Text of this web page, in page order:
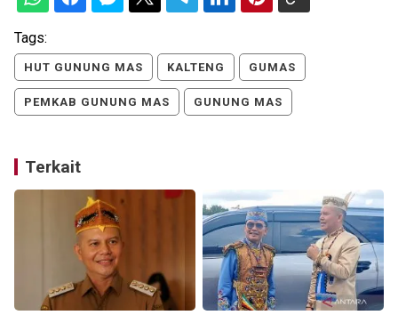
Tags:
HUT GUNUNG MAS KALTENG GUMAS
PEMKAB GUNUNG MAS GUNUNG MAS
Terkait